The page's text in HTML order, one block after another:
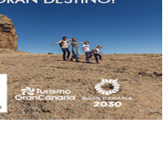
en la calle hace menos de un mes, es muy